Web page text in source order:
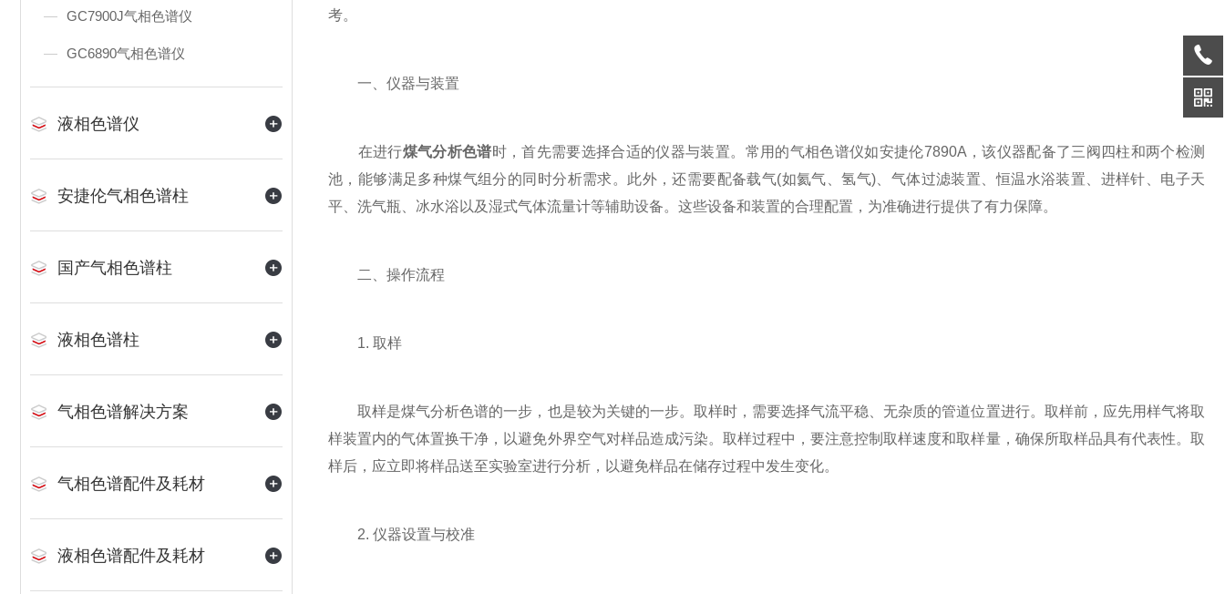
GC7900J气相色谱仪
GC6890气相色谱仪
液相色谱仪
安捷伦气相色谱柱
国产气相色谱柱
液相色谱柱
气相色谱解决方案
气相色谱配件及耗材
液相色谱配件及耗材
考。
一、仪器与装置
在进行煤气分析色谱时，首先需要选择合适的仪器与装置。常用的气相色谱仪如安捷伦7890A，该仪器配备了三阀四柱和两个检测
池，能够满足多种煤气组分的同时分析需求。此外，还需要配备载气(如氦气、氢气)、气体过滤装置、恒温水浴装置、进样针、电子天
平、洗气瓶、冰水浴以及湿式气体流量计等辅助设备。这些设备和装置的合理配置，为准确进行提供了有力保障。
二、操作流程
1. 取样
取样是煤气分析色谱的一步，也是较为关键的一步。取样时，需要选择气流平稳、无杂质的管道位置进行。取样前，应先用样气将取
样装置内的气体置换干净，以避免外界空气对样品造成污染。取样过程中，要注意控制取样速度和取样量，确保所取样品具有代表性。取
样后，应立即将样品送至实验室进行分析，以避免样品在储存过程中发生变化。
2. 仪器设置与校准